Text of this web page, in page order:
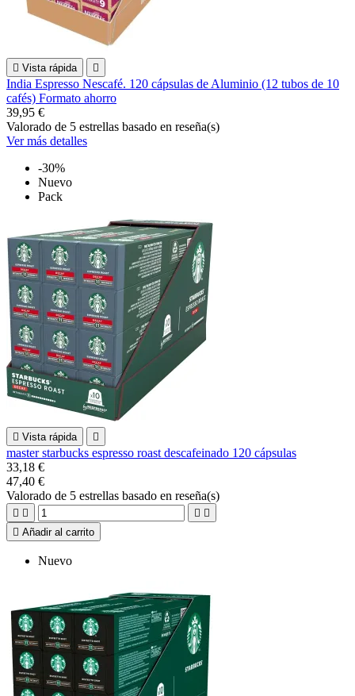
 Vista rápida 
India Espresso Nescafé. 120 cápsulas de Aluminio (12 tubos de 10
cafés) Formato ahorro
39,95 €
Valorado de 5 estrellas basado en reseña(s)
Ver más detalles
-30%
Nuevo
Pack
 Vista rápida 
master starbucks espresso roast descafeinado 120 cápsulas
33,18 €
47,40 €
Valorado de 5 estrellas basado en reseña(s)
   
 Añadir al carrito
Nuevo